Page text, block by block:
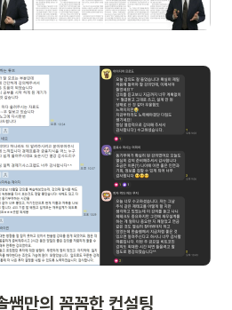
쌤만의 꼼꼼한 컨설팅